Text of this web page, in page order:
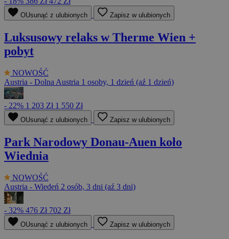
OUsunąć z ulubionych Zapisz w ulubionych
Luksusowy relaks w Therme Wien +
pobyt
NOWOŚĆ
Austria - Dolna Austria 1 osoby, 1 dzień (aź 1 dzień)
- 22% 1 203 Zł 1 550 Zł
OUsunąć z ulubionych Zapisz w ulubionych
Park Narodowy Donau-Auen koło
Wiednia
NOWOŚĆ
Austria - Wiedeń 2 osób, 3 dni (aź 3 dni)
- 32% 476 Zł 702 Zł
OUsunąć z ulubionych Zapisz w ulubionych